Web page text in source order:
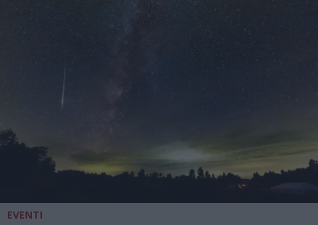
EVENTI